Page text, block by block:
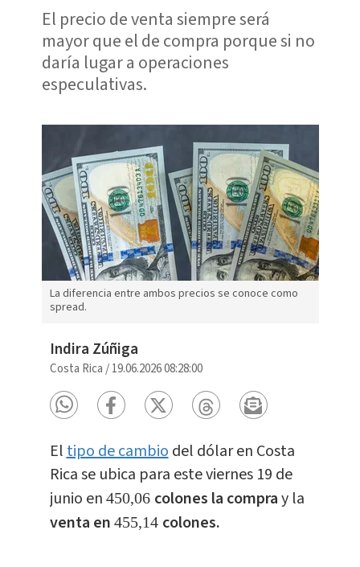
El precio de venta siempre será
mayor que el de compra porque si no
daría lugar a operaciones
especulativas.
La diferencia entre ambos precios se conoce como
spread.
Indira Zúñiga
Costa Rica /19.06.2026 08:28:00
Eltipo de cambiodel dólar en Costa
Rica se ubica para este viernes 19 de
junio en 450,06 colones la compray la
venta en 455,14 colones.